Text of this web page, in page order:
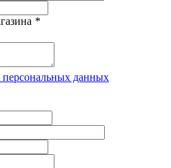
*
персональных данных